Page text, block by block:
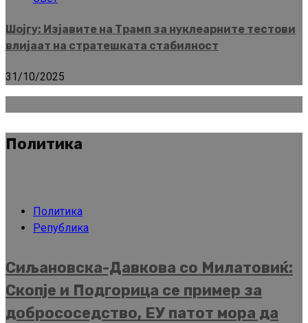
Шојгу: Изјавите на Трамп за нуклеарните тестови
влијаат на стратешката стабилност
31/10/2025
Политика
Политика
Република
Сиљановска-Давкова со Милатовиќ:
Скопје и Подгорица се пример за
добрососедство, ЕУ патот мора да